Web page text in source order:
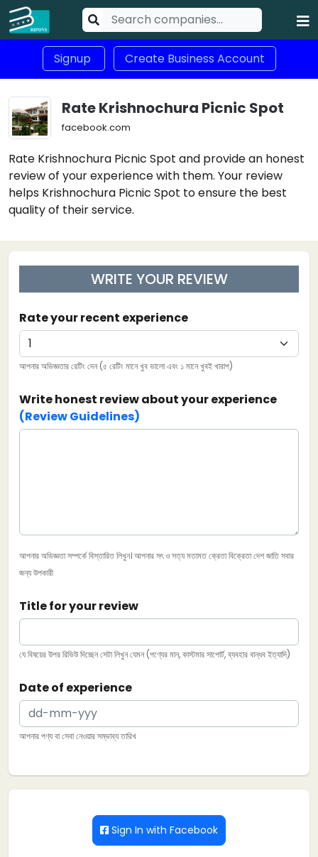
Signup Create Business Account
Rate Krishnochura Picnic Spot
facebook.com
Rate Krishnochura Picnic Spot and provide an honest
review of your experience with them. Your review
helps Krishnochura Picnic Spot to ensure the best
quality of their service.
WRITE YOUR REVIEW
Rate your recent experience
আপনার অভিজ্ঞতার রেটিং দেন (৫ রেটিং মানে খুব ভালো এবং ১ মানে খুবই খারাপ)
Write honest review about your experience
(Review Guidelines)
আপনার অভিজ্ঞতা সম্পর্কে বিস্তারিত লিখুন। আপনার সৎ ও সত্য মতামত ক্রেতা বিক্রেতা দেশ জাতি সবার
জন্য উপকারী
Title for your review
যে বিষয়ের উপর রিভিউ দিচ্ছেন সেটা লিখুন যেমন (পণ্যের মান, কাস্টমার সাপোর্ট, ব্যবহার বান্ধব ইত্যাদি)
Date of experience
আপনার পণ্য বা সেবা নেওয়ার সম্ভাব্য তারিখ
Sign In with Facebook